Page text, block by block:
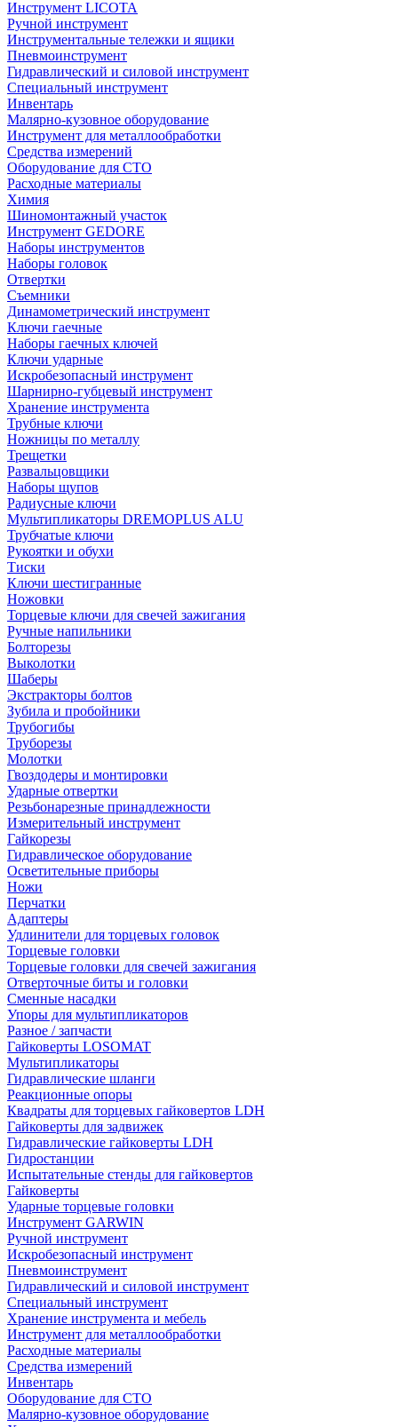
Инструмент LICOTA
Ручной инструмент
Инструментальные тележки и ящики
Пневмоинструмент
Гидравлический и силовой инструмент
Специальный инструмент
Инвентарь
Малярно-кузовное оборудование
Инструмент для металлообработки
Средства измерений
Оборудование для СТО
Расходные материалы
Химия
Шиномонтажный участок
Инструмент GEDORE
Наборы инструментов
Наборы головок
Отвертки
Съемники
Динамометрический инструмент
Ключи гаечные
Наборы гаечных ключей
Ключи ударные
Искробезопасный инструмент
Шарнирно-губцевый инструмент
Хранение инструмента
Трубные ключи
Ножницы по металлу
Трещетки
Развальцовщики
Наборы щупов
Радиусные ключи
Мультипликаторы DREMOPLUS ALU
Трубчатые ключи
Рукоятки и обухи
Тиски
Ключи шестигранные
Ножовки
Торцевые ключи для свечей зажигания
Ручные напильники
Болторезы
Выколотки
Шаберы
Экстракторы болтов
Зубила и пробойники
Трубогибы
Труборезы
Молотки
Гвоздодеры и монтировки
Ударные отвертки
Резьбонарезные принадлежности
Измерительный инструмент
Гайкорезы
Гидравлическое оборудование
Осветительные приборы
Ножи
Перчатки
Адаптеры
Удлинители для торцевых головок
Торцевые головки
Торцевые головки для свечей зажигания
Отверточные биты и головки
Сменные насадки
Упоры для мультипликаторов
Разное / запчасти
Гайковерты LOSOMAT
Мультипликаторы
Гидравлические шланги
Реакционные опоры
Квадраты для торцевых гайковертов LDH
Гайковерты для задвижек
Гидравлические гайковерты LDH
Гидростанции
Испытательные стенды для гайковертов
Гайковерты
Ударные торцевые головки
Инструмент GARWIN
Ручной инструмент
Искробезопасный инструмент
Пневмоинструмент
Гидравлический и силовой инструмент
Специальный инструмент
Хранение инструмента и мебель
Инструмент для металлообработки
Расходные материалы
Средства измерений
Инвентарь
Оборудование для СТО
Малярно-кузовное оборудование